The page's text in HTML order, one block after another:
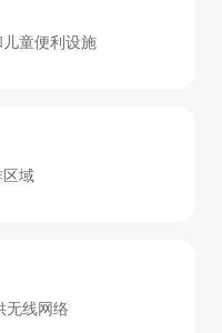
童便利设施
区域
无线网络